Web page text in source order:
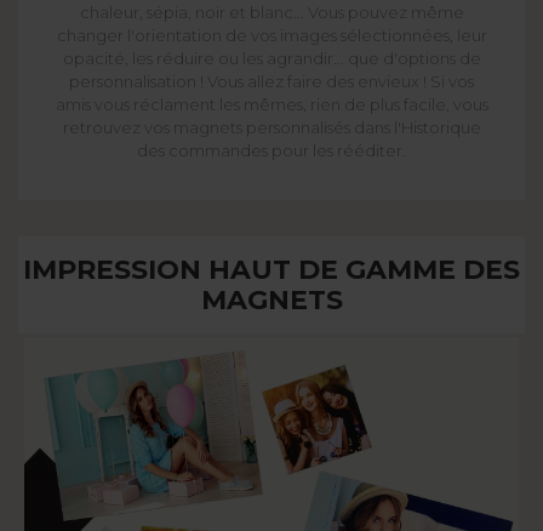
chaleur, sépia, noir et blanc... Vous pouvez même
changer l'orientation de vos images sélectionnées, leur
opacité, les réduire ou les agrandir... que d'options de
personnalisation ! Vous allez faire des envieux ! Si vos
amis vous réclament les mêmes, rien de plus facile, vous
retrouvez vos magnets personnalisés dans l'Historique
des commandes pour les rééditer.
IMPRESSION HAUT DE GAMME DES
MAGNETS